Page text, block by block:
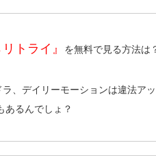
トライ』 を無料で見る方法は
、デイリーモーションは違法アッ
あるんでしょ？